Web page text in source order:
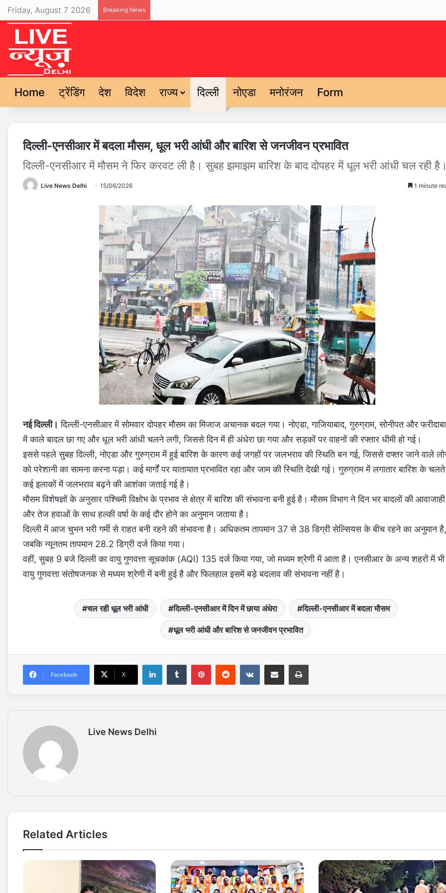
Friday, August 7 2026 Breaking News
Home ट्रेंडिंग देश विदेश राज्य दिल्ली नोएडा मनोरंजन Form
दिल्ली-एनसीआर में बदला मौसम, धूल भरी आंधी और बारिश से जनजीवन प्रभावित
दिल्ली-एनसीआर में मौसम ने फिर करवट ली है। सुबह झमाझम बारिश के बाद दोपहर में धूल भरी आंधी चल रही
Live News Delhi 15/06/2026 1 minute
नई दिल्ली। दिल्ली-एनसीआर में सोमवार दोपहर मौसम का मिजाज अचानक बदल गया। नोएडा, गाजियाबाद, गुरुग्राम, सोनीपत और
में काले बादल छा गए और धूल भरी आंधी चलने लगी, जिससे दिन में ही अंधेरा छा गया और सड़कों पर वाहनों की रफ्तार धीमी हो गई।
इससे पहले सुबह दिल्ली, नोएडा और गुरुग्राम में हुई बारिश के कारण कई जगहों पर जलभराव की स्थिति बन गई, जिससे दफ्तर जाने वाले
को परेशानी का सामना करना पड़ा। कई मार्गों पर यातायात प्रभावित रहा और जाम की स्थिति देखी गई। गुरुग्राम में लगातार बारिश के चलते
कई इलाकों में जलभराव बढ़ने की आशंका जताई गई है।
मौसम विशेषज्ञों के अनुसार पश्चिमी विक्षोभ के प्रभाव से क्षेत्र में बारिश की संभावना बनी हुई है। मौसम विभाग ने दिन भर बादलों की आवाजाही
और तेज हवाओं के साथ हल्की वर्षा के कई दौर होने का अनुमान जताया है।
दिल्ली में आज चुभन भरी गर्मी से राहत बनी रहने की संभावना है। अधिकतम तापमान 37 से 38 डिग्री सेल्सियस के बीच रहने का अनुमान है,
जबकि न्यूनतम तापमान 28.2 डिग्री दर्ज किया गया।
वहीं, सुबह 9 बजे दिल्ली का वायु गुणवत्ता सूचकांक (AQI) 135 दर्ज किया गया, जो मध्यम श्रेणी में आता है। एनसीआर के अन्य शहरों में भी
वायु गुणवत्ता संतोषजनक से मध्यम श्रेणी में बनी हुई है और फिलहाल इसमें बड़े बदलाव की संभावना नहीं है।
चल रही धूल भरी आंधी दिल्ली-एनसीआर में दिन में छाया अंधेरा दिल्ली-एनसीआर में बदला मौसम
धूल भरी आंधी और बारिश से जनजीवन प्रभावित
Facebook X
Live News Delhi
Related Articles